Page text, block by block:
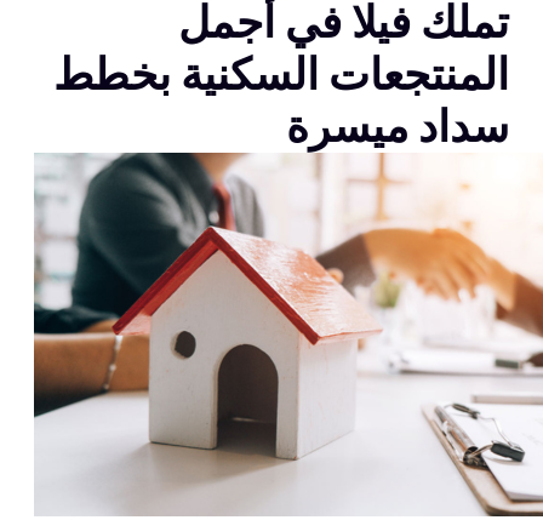
تملك فيلا في أجمل
المنتجعات السكنية بخطط
سداد ميسرة